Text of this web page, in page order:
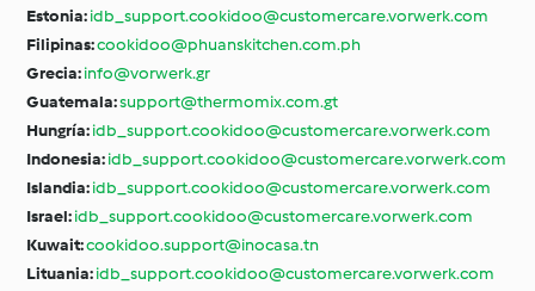
Estonia:idb_support.cookidoo@customercare.vorwerk.com
Filipinas:cookidoo@phuanskitchen.com.ph
Grecia:info@vorwerk.gr
Guatemala:support@thermomix.com.gt
Hungría:idb_support.cookidoo@customercare.vorwerk.com
Indonesia:idb_support.cookidoo@customercare.vorwerk.com
Islandia:idb_support.cookidoo@customercare.vorwerk.com
Israel:idb_support.cookidoo@customercare.vorwerk.com
Kuwait:cookidoo.support@inocasa.tn
Lituania:idb_support.cookidoo@customercare.vorwerk.com